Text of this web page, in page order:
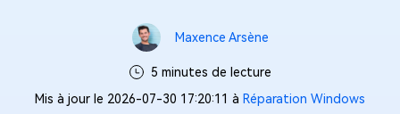
Maxence Arsène
5 minutes de lecture
Mis à jour le 2026-07-30 17:20:11 à Réparation Windows